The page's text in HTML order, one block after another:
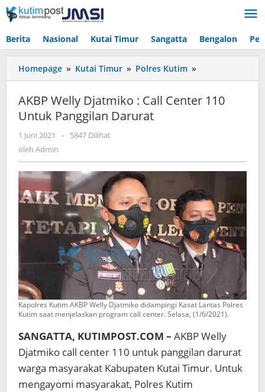
Lewati
ke
Berita Nasional Kutai Timur Sangatta Bengalon
Homepage » Kutai Timur » Polres Kutim »
Welly
:
AKBP Welly Djatmiko : Call Center 110
Untuk Panggilan Darurat
1 Juni 2021
oleh
-
5847 Dilihat
oleh Admin
Kapolres Kutim AKBP Welly Djatmiko didampingi Kasat Lantas Polres
Kutim saat menjelaskan program call center. Selasa, (1/6/2021).
SANGATTA, KUTIMPOST.COM – AKBP Welly
Djatmiko call center 110 untuk panggilan darurat
warga masyarakat Kabupaten Kutai Timur. Untuk
mengayomi masyarakat, Polres Kutim